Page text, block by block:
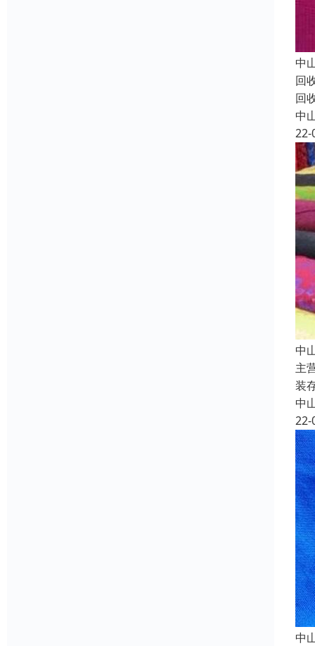
中
回
回
中
22-
中
主
装
中
22-
中